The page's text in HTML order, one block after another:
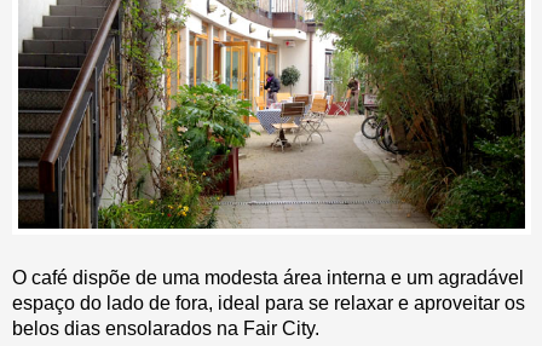
O café dispõe de uma modesta área interna e um agradável
espaço do lado de fora, ideal para se relaxar e aproveitar os
belos dias ensolarados na Fair City.